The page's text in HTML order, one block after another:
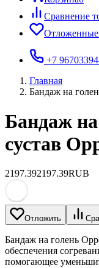
Сравнение
Отложенные
+7
Главная
Бандаж на
Бандаж
сустав
2197.392197.39RUB
Отложить
Бандаж на голень
обеспечения
помогающее